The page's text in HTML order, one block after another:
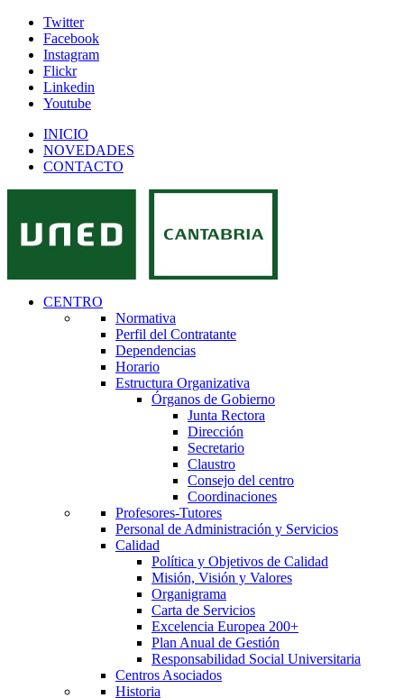
Twitter
Facebook
Instagram
Flickr
Linkedin
Youtube
INICIO
NOVEDADES
CONTACTO
CENTRO
Normativa
Perfil del Contratante
Dependencias
Horario
Estructura Organizativa
Órganos de Gobierno
Junta Rectora
Dirección
Secretario
Claustro
Consejo del centro
Coordinaciones
Profesores-Tutores
Personal de Administración y Servicios
Calidad
Política y Objetivos de Calidad
Misión, Visión y Valores
Organigrama
Carta de Servicios
Excelencia Europea 200+
Plan Anual de Gestión
Responsabilidad Social Universitaria
Centros Asociados
Historia